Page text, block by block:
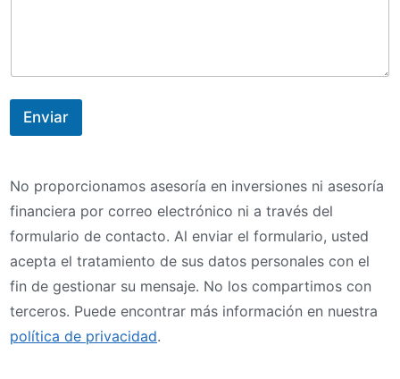
Enviar
No proporcionamos asesoría en inversiones ni asesoría
financiera por correo electrónico ni a través del
formulario de contacto. Al enviar el formulario, usted
acepta el tratamiento de sus datos personales con el
fin de gestionar su mensaje. No los compartimos con
terceros. Puede encontrar más información en nuestra
política de privacidad.